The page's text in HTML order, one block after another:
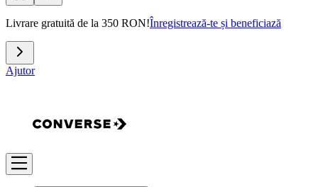
Livrare gratuită de la 350 RON!Înregistrează-te și beneficiază
Ajutor